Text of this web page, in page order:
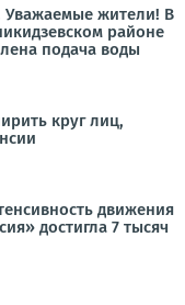
жители! В
районе
подача воды
круг лиц,
движения
достигла 7 тысяч